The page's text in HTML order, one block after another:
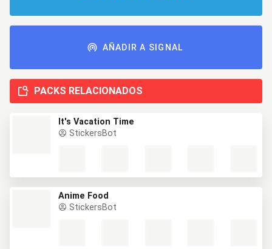
AÑADIR A SIGNAL
PACKS RELACIONADOS
It's Vacation Time
StickersBot
Anime Food
StickersBot